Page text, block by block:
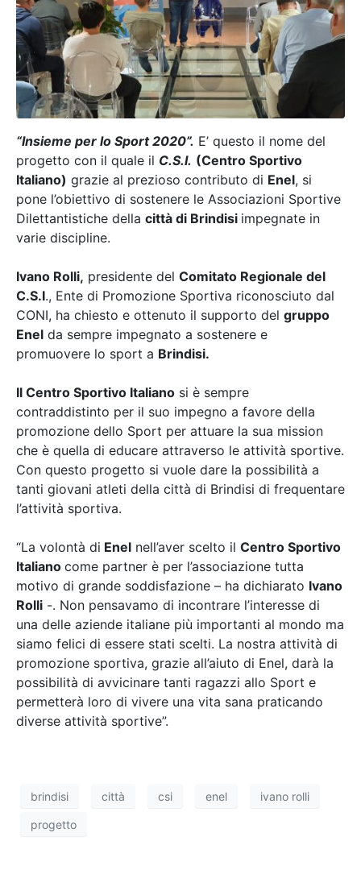
“Insieme per lo Sport 2020”. E’ questo il nome del
progetto con il quale il C.S.I. (Centro Sportivo
Italiano) grazie al prezioso contributo di Enel, si
pone l’obiettivo di sostenere le Associazioni Sportive
Dilettantistiche della città di Brindisi impegnate in
varie discipline.
Ivano Rolli, presidente del Comitato Regionale del
C.S.I., Ente di Promozione Sportiva riconosciuto dal
CONI, ha chiesto e ottenuto il supporto del gruppo
Enel da sempre impegnato a sostenere e
promuovere lo sport a Brindisi.​
Il Centro Sportivo Italiano si è sempre
contraddistinto per il suo impegno a favore della
promozione dello Sport per attuare la sua mission
che è quella di educare attraverso le attività sportive.​
Con questo progetto si vuole dare la possibilità a
tanti giovani atleti della città di Brindisi di frequentare
l’attività sportiva.
“La volontà di Enel nell’aver scelto il Centro Sportivo
Italiano come partner è per l’associazione tutta
motivo di grande soddisfazione – ha dichiarato Ivano
Rolli -. Non pensavamo di incontrare l’interesse di
una delle aziende italiane più importanti al mondo ma
siamo felici di essere stati scelti. La nostra attività di
promozione sportiva, grazie all’aiuto di Enel, darà la
possibilità di avvicinare tanti ragazzi allo Sport e
permetterà loro di vivere una vita sana praticando
diverse attività sportive”.
brindisi città csi enel ivano rolli
progetto